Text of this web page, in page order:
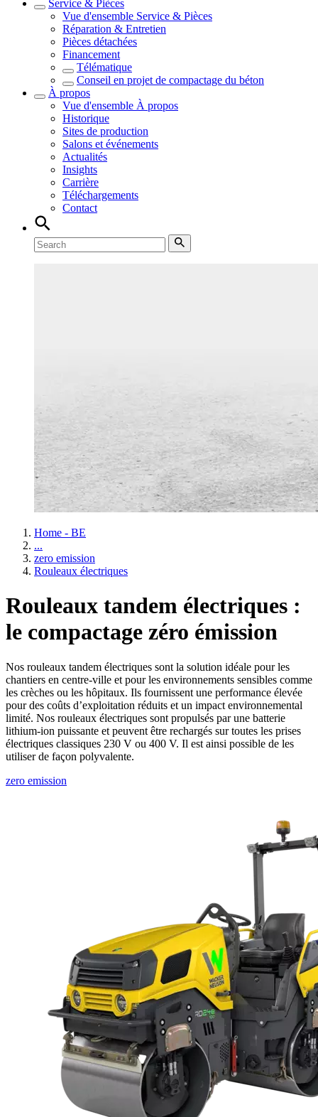
Service & Pièces
Vue d'ensemble Service & Pièces
Réparation & Entretien
Pièces détachées
Financement
Télématique
Conseil en projet de compactage du béton
À propos
Vue d'ensemble À propos
Historique
Sites de production
Salons et événements
Actualités
Insights
Carrière
Téléchargements
Contact
Home - BE
...
zero emission
Rouleaux électriques
Rouleaux tandem électriques :
le compactage zéro émission
Nos rouleaux tandem électriques sont la solution idéale pour les
chantiers en centre-ville et pour les environnements sensibles comme
les crèches ou les hôpitaux. Ils fournissent une performance élevée
pour des coûts d’exploitation réduits et un impact environnemental
limité. Nos rouleaux électriques sont propulsés par une batterie
lithium-ion puissante et peuvent être rechargés sur toutes les prises
électriques classiques 230 V ou 400 V. Il est ainsi possible de les
utiliser de façon polyvalente.
zero emission